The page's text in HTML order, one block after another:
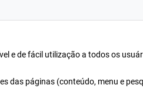
e de fácil utilização a todos os
das páginas (conteúdo, menu e